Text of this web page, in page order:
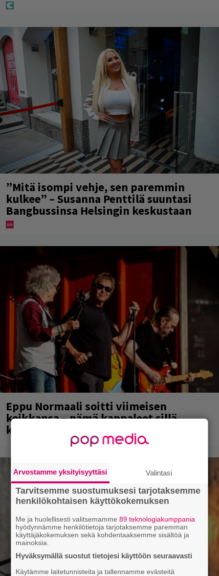
”Mitä isompi vehje, sen paremmin
kulkee” – Susanna Penttilä suuntasi
Bangbussinsa Helsingin keskustaan
Eppu Normaali soitti viimeisen
keikkansa – nämä kappaleet sillä
kuultiin
Arvostamme yksityisyyttäsi Valintasi
Tarvitsemme suostumuksesi tarjotaksemme
henkilökohtaisen käyttökokemuksen
Me ja huolellisesti valitsemamme89 teknologiakumppania
hyödynnämme henkilötietoja tarjotaksemme paremman
käyttäjäkokemuksen sekä kohdentaaksemme sisältöä ja
mainoksia.
Hyväksymällä suostut tietojesi käyttöön seuraavasti
Käytämme laitetunnisteita ja tallennamme evästeitä